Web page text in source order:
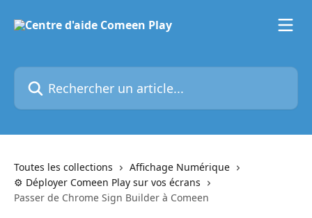
Rechercher un article...
Toutes les collections
Affichage Numérique
⚙️ Déployer Comeen Play sur vos écrans
Passer de Chrome Sign Builder à Comeen